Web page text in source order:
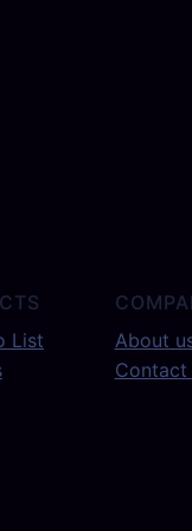
List
About
Contact